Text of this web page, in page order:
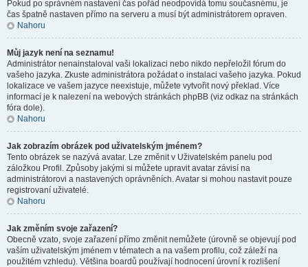
Pokud po správném nastavení čas pořád neodpovídá tomu současnému, je
čas špatně nastaven přímo na serveru a musí být administrátorem opraven.
Nahoru
Můj jazyk není na seznamu!
Administrátor nenainstaloval vaši lokalizaci nebo nikdo nepřeložil fórum do
vašeho jazyka. Zkuste administrátora požádat o instalaci vašeho jazyka. Pokud
lokalizace ve vašem jazyce neexistuje, můžete vytvořit nový překlad. Více
informací je k nalezení na webových stránkách phpBB (viz odkaz na stránkách
fóra dole).
Nahoru
Jak zobrazím obrázek pod uživatelským jménem?
Tento obrázek se nazývá avatar. Lze změnit v Uživatelském panelu pod
záložkou Profil. Způsoby jakými si můžete upravit avatar závisí na
administrátorovi a nastavených oprávněních. Avatar si mohou nastavit pouze
registrovaní uživatelé.
Nahoru
Jak změním svoje zařazení?
Obecně vzato, svoje zařazení přímo změnit nemůžete (úrovně se objevují pod
vaším uživatelským jménem v tématech a na vašem profilu, což záleží na
použitém vzhledu). Většina boardů používají hodnocení úrovní k rozlišení